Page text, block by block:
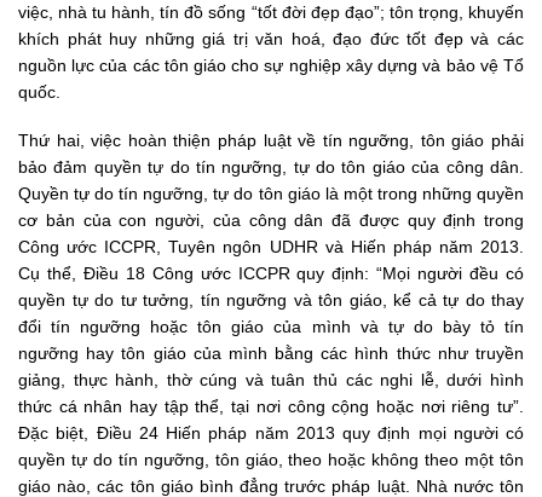
việc, nhà tu hành, tín đồ sống “tốt đời đẹp đạo”; tôn trọng, khuyến
khích phát huy những giá trị văn hoá, đạo đức tốt đẹp và các
nguồn lực của các tôn giáo cho sự nghiệp xây dựng và bảo vệ Tổ
quốc.
Thứ hai, việc hoàn thiện pháp luật về tín ngưỡng, tôn giáo phải
bảo đảm quyền tự do tín ngưỡng, tự do tôn giáo của công dân.
Quyền tự do tín ngưỡng, tự do tôn giáo là một trong những quyền
cơ bản của con người, của công dân đã được quy định trong
Công ước ICCPR, Tuyên ngôn UDHR và Hiến pháp năm 2013.
Cụ thể, Điều 18 Công ước ICCPR quy định: “Mọi người đều có
quyền tự do tư tưởng, tín ngưỡng và tôn giáo, kể cả tự do thay
đổi tín ngưỡng hoặc tôn giáo của mình và tự do bày tỏ tín
ngưỡng hay tôn giáo của mình bằng các hình thức như truyền
giảng, thực hành, thờ cúng và tuân thủ các nghi lễ, dưới hình
thức cá nhân hay tập thể, tại nơi công cộng hoặc nơi riêng tư”.
Đặc biệt, Điều 24 Hiến pháp năm 2013 quy định mọi người có
quyền tự do tín ngưỡng, tôn giáo, theo hoặc không theo một tôn
giáo nào, các tôn giáo bình đẳng trước pháp luật. Nhà nước tôn